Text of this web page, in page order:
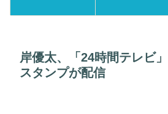
岸優太、「24時間テレビ
スタンプが配信